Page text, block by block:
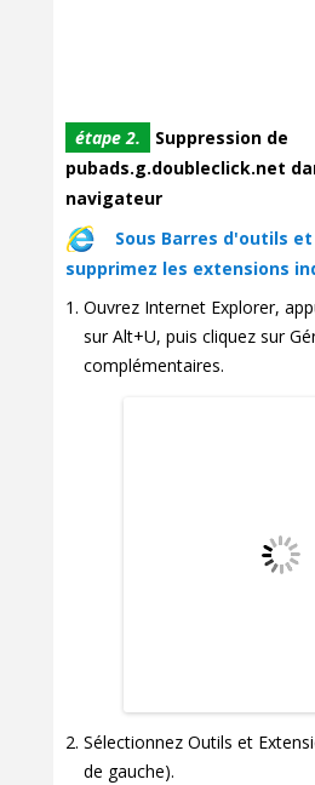
étape 2.
Suppression de
pubads.g.doubleclick.net
navigateur
Sous Barres d'outils
supprimez les extensions
Ouvrez Internet Explorer,
sur Alt+U, puis cliquez sur
complémentaires.
Sélectionnez Outils et
de gauche).